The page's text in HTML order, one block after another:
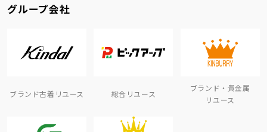
グループ会社
ブランド古着リユース 総合リユース
ブランド・貴金属
リユース